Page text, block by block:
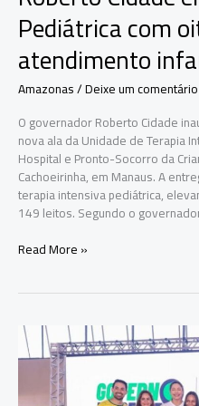
Pediátrica com
atendimento
Amazonas/Deixe um comentário
O governador Roberto Cidade
nova ala da Unidade de Terapia
Hospital e Pronto-Socorro da
Cachoeirinha, em Manaus. A
terapia intensiva pediátrica,
149 leitos. Segundo o
Roberto
UTI
Pediátrica
com
leitos
Read More »